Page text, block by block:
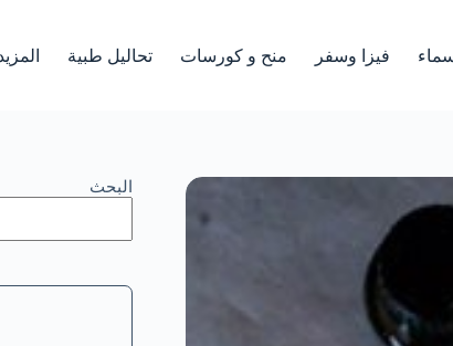
فيزا وسفر منح و كورسات تحاليل طبية
البحث